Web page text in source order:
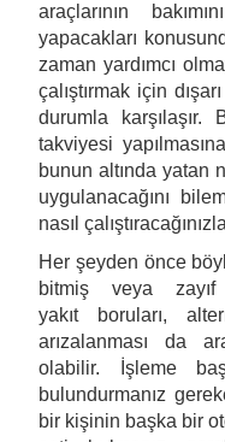
araçlarının
yapacakları
zaman yardımcı
çalıştırmak için
durumla
takviyesi
bunun altında yatan
uygulanacağını
nasıl
Her şeyden önce
bitmiş veya
yakıt boruları,
arızalanması da
olabilir. İşleme
bulundurmanız
bir kişinin başka bir